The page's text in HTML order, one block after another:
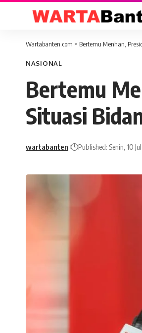
Wartabanten.com > Bertemu Menhan,
NASIONAL
Bertemu
Situasi
wartabanten Published: Senin, 10